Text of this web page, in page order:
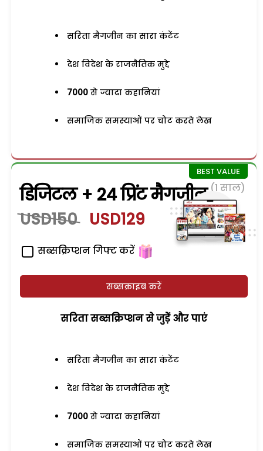
सरिता मैगजीन का सारा कंटेंट
देश विदेश के राजनैतिक मुद्दे
7000 से ज्यादा कहानियां
समाजिक समस्याओं पर चोट करते लेख
डिजिटल + 24 प्रिंट मैगजीन (1 साल)
USD150 USD129
सब्सक्रिप्शन गिफ्ट करें
सब्सक्राइब करें
सरिता सब्सक्रिप्शन से जुड़ेें और पाएं
सरिता मैगजीन का सारा कंटेंट
देश विदेश के राजनैतिक मुद्दे
7000 से ज्यादा कहानियां
समाजिक समस्याओं पर चोट करते लेख